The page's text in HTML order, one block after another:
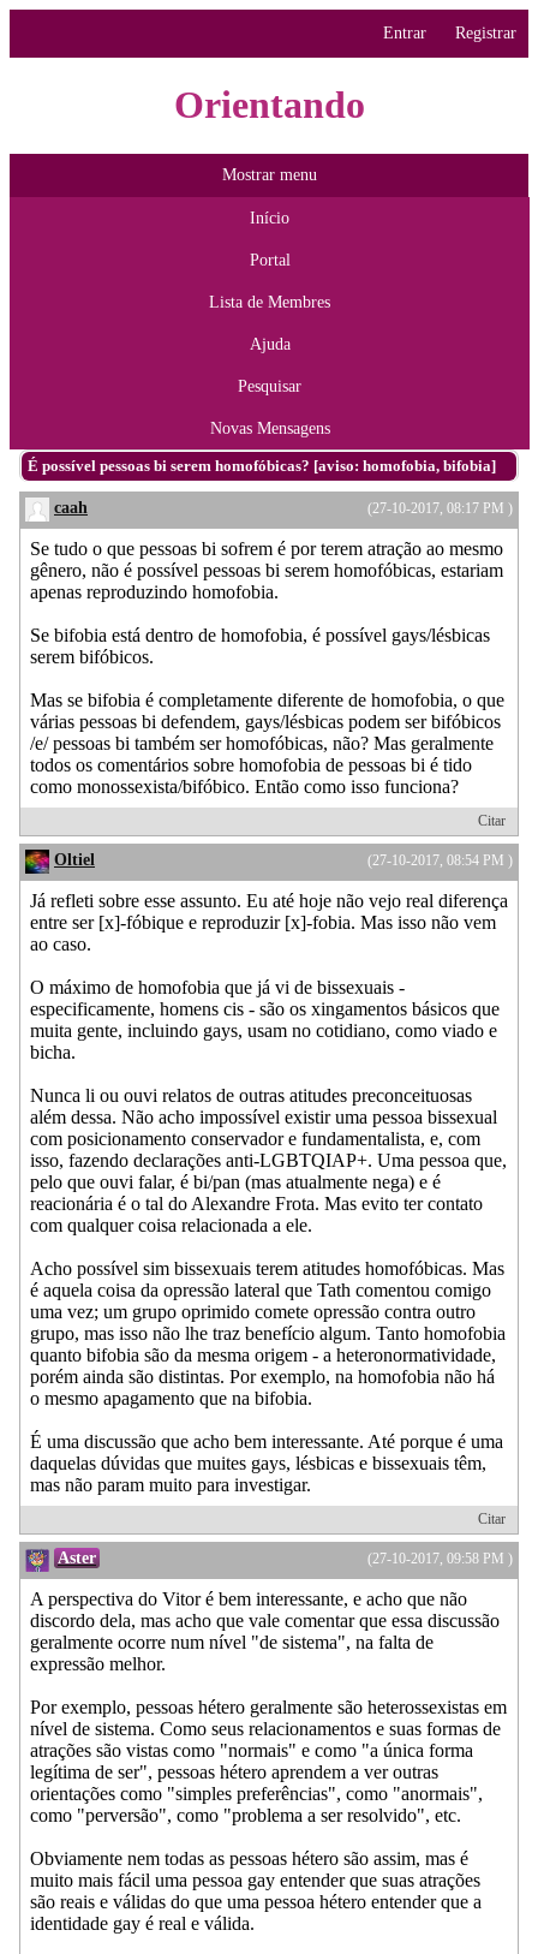
Entrar Registrar
Orientando
Mostrar menu
Início
Portal
Lista de Membres
Ajuda
Pesquisar
Novas Mensagens
É possível pessoas bi serem homofóbicas? [aviso: homofobia, bifobia]
(27-10-2017, 08:17 PM )
caah
Se tudo o que pessoas bi sofrem é por terem atração ao mesmo
gênero, não é possível pessoas bi serem homofóbicas, estariam
apenas reproduzindo homofobia.
Se bifobia está dentro de homofobia, é possível gays/lésbicas
serem bifóbicos.
Mas se bifobia é completamente diferente de homofobia, o que
várias pessoas bi defendem, gays/lésbicas podem ser bifóbicos
/e/ pessoas bi também ser homofóbicas, não? Mas geralmente
todos os comentários sobre homofobia de pessoas bi é tido
como monossexista/bifóbico. Então como isso funciona?
Citar
(27-10-2017, 08:54 PM )
Oltiel
Já refleti sobre esse assunto. Eu até hoje não vejo real diferença
entre ser [x]-fóbique e reproduzir [x]-fobia. Mas isso não vem
ao caso.
O máximo de homofobia que já vi de bissexuais -
especificamente, homens cis - são os xingamentos básicos que
muita gente, incluindo gays, usam no cotidiano, como viado e
bicha.
Nunca li ou ouvi relatos de outras atitudes preconceituosas
além dessa. Não acho impossível existir uma pessoa bissexual
com posicionamento conservador e fundamentalista, e, com
isso, fazendo declarações anti-LGBTQIAP+. Uma pessoa que,
pelo que ouvi falar, é bi/pan (mas atualmente nega) e é
reacionária é o tal do Alexandre Frota. Mas evito ter contato
com qualquer coisa relacionada a ele.
Acho possível sim bissexuais terem atitudes homofóbicas. Mas
é aquela coisa da opressão lateral que Tath comentou comigo
uma vez; um grupo oprimido comete opressão contra outro
grupo, mas isso não lhe traz benefício algum. Tanto homofobia
quanto bifobia são da mesma origem - a heteronormatividade,
porém ainda são distintas. Por exemplo, na homofobia não há
o mesmo apagamento que na bifobia.
É uma discussão que acho bem interessante. Até porque é uma
daquelas dúvidas que muites gays, lésbicas e bissexuais têm,
mas não param muito para investigar.
Citar
(27-10-2017, 09:58 PM )
Aster
A perspectiva do Vitor é bem interessante, e acho que não
discordo dela, mas acho que vale comentar que essa discussão
geralmente ocorre num nível "de sistema", na falta de
expressão melhor.
Por exemplo, pessoas hétero geralmente são heterossexistas em
nível de sistema. Como seus relacionamentos e suas formas de
atrações são vistas como "normais" e como "a única forma
legítima de ser", pessoas hétero aprendem a ver outras
orientações como "simples preferências", como "anormais",
como "perversão", como "problema a ser resolvido", etc.
Obviamente nem todas as pessoas hétero são assim, mas é
muito mais fácil uma pessoa gay entender que suas atrações
são reais e válidas do que uma pessoa hétero entender que a
identidade gay é real e válida.